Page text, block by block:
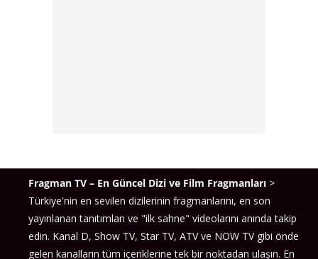
Fragman TV – En Güncel Dizi ve Film Fragmanları >
Türkiye'nin en sevilen dizilerinin fragmanlarını, en son
yayınlanan tanıtımları ve "ilk sahne" videolarını anında takip
edin. Kanal D, Show TV, Star TV, ATV ve NOW TV gibi önde
gelen kanalların tüm içeriklerine tek bir noktadan ulaşın. En